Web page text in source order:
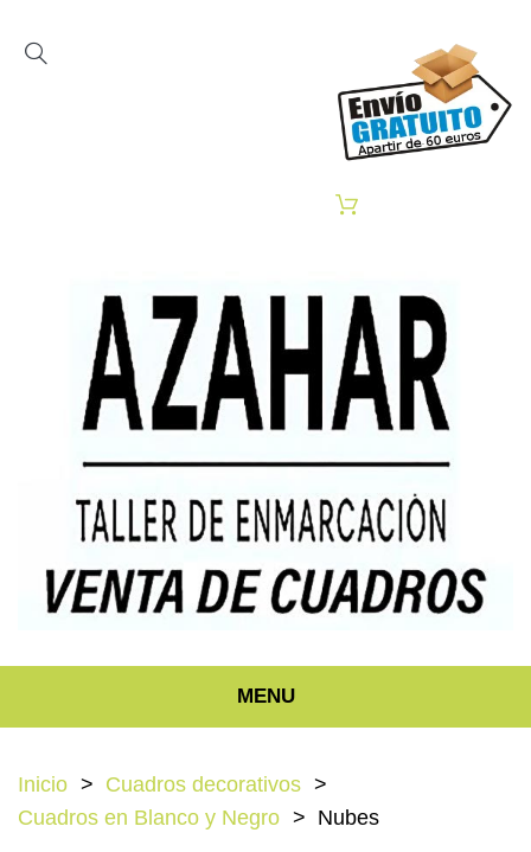
MENU
Inicio
Cuadros decorativos
Cuadros en Blanco y Negro
Nubes